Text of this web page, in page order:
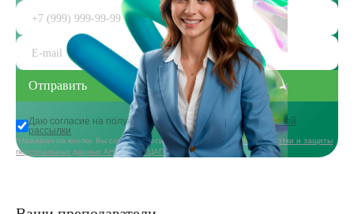
Даю согласие на получениеинформационной и рекламной
рассылки
*Нажимая на кнопку, Вы соглашаетесь сполитикой в области обработки и защиты
персональных данных АНО ДПО «ЦАППКК»